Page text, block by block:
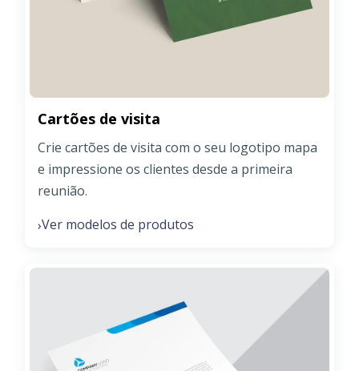
Cartões de visita
Crie cartões de visita com o seu logotipo mapa
e impressione os clientes desde a primeira
reunião.
›Ver modelos de produtos